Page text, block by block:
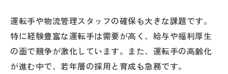
運転手や物流管理スタッフの確保も大きな課題です。
特に経験豊富な運転手は需要が高く、給与や福利厚生
の面で競争が激化しています。また、運転手の高齢化
が進む中で、若年層の採用と育成も急務です。